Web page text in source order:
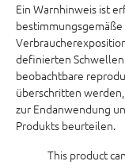
Ein Warnhinweis ist
definierten
beobachtbare
überschritten
zur Endanwendung
Produkts beurteilen.
This product